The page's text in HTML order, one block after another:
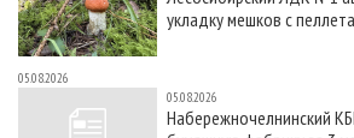
укладку мешков с
05.08.2026
05.08.2026
Набережночелнинский